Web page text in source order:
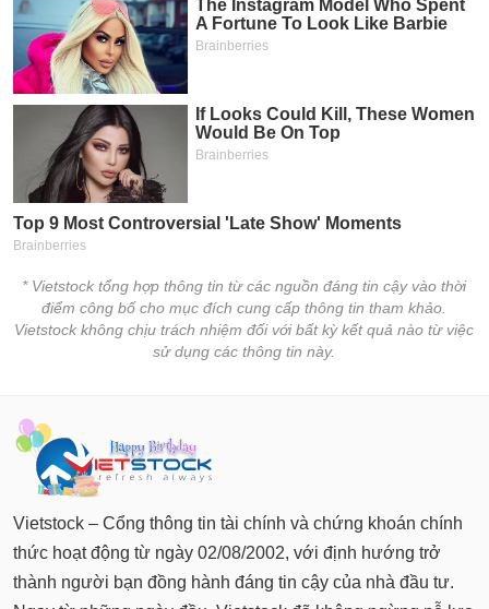
* Vietstock tổng hợp thông tin từ các nguồn đáng tin cậy vào thời
điểm công bố cho mục đích cung cấp thông tin tham khảo.
Vietstock không chịu trách nhiệm đối với bất kỳ kết quả nào từ việc
sử dụng các thông tin này.
Vietstock – Cổng thông tin tài chính và chứng khoán chính
thức hoạt động từ ngày 02/08/2002, với định hướng trở
thành người bạn đồng hành đáng tin cậy của nhà đầu tư.